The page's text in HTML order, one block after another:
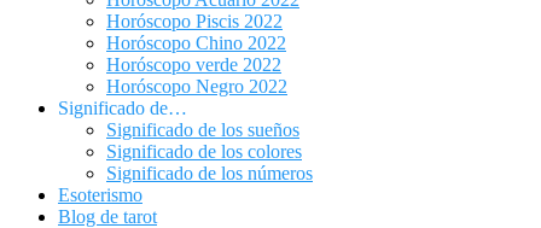
Horóscopo Piscis 2022
Horóscopo Chino 2022
Horóscopo verde 2022
Horóscopo Negro 2022
Significado de…
Significado de los sueños
Significado de los colores
Significado de los números
Esoterismo
Blog de tarot